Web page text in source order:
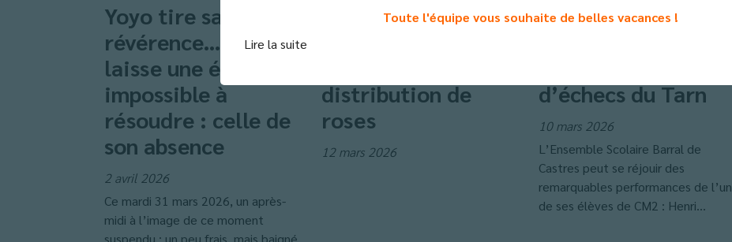
Toute l'équipe vous souhaite de belles vacances !
Lire la suite
Yoyo tire sa
révérence… et
laisse une équation
impossible à
résoudre : celle de
son absence
2 avril 2026
Ce mardi 31 mars 2026, un après-
midi à l’image de ce moment
suspendu : un peu frais, mais baigné
Journée
distribution de
roses
12 mars 2026
Henri Rouanet,
d’échecs du Tarn
10 mars 2026
L’Ensemble Scolaire Barral de
Castres peut se réjouir des
remarquables performances de l’un
de ses élèves de CM2 : Henri...